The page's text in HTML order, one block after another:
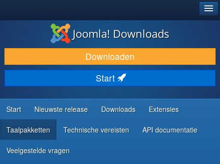
DOWNLOAD & BREID UIT
ONTDEK & LEER
COMMUNITY & ONDERSTEUNING
ONTWIKKELAARSBRONNEN
Joomla! Downloads
Downloaden
Start
Start Nieuwste release Downloads Extensies
Taalpakketten Technische vereisten API documentatie
Veelgestelde vragen